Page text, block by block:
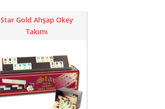
Star Gold Ahşap Okey
Takımı